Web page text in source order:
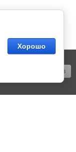
Оформить заказ
Хорошо